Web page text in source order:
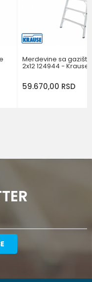
Merdevine sa
2x12 124944 - Krause
59.670,00 RSD